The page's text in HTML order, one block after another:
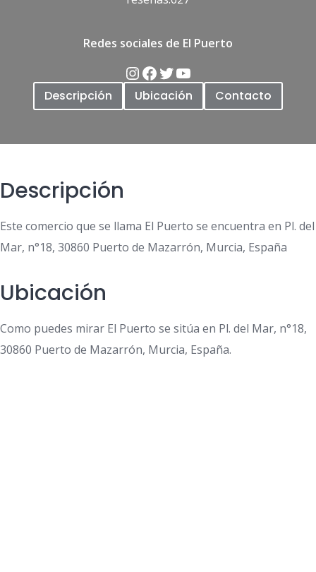
Redes sociales de El Puerto
Descripción Ubicación Contacto
Descripción
Este comercio que se llama El Puerto se encuentra en Pl. del
Mar, n°18, 30860 Puerto de Mazarrón, Murcia, España
Ubicación
Como puedes mirar El Puerto se sitúa en Pl. del Mar, n°18,
30860 Puerto de Mazarrón, Murcia, España.